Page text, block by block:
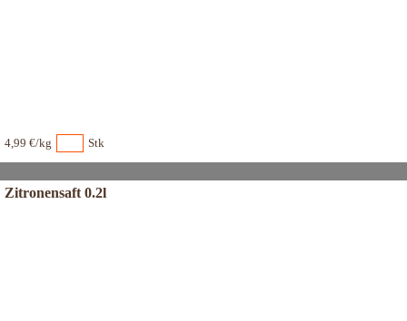
4,99 €/kg Stk
Zitronensaft 0.2l